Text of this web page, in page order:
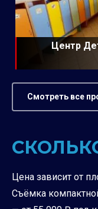
Центр
Смотреть все
Цена зависит от
Съёмка